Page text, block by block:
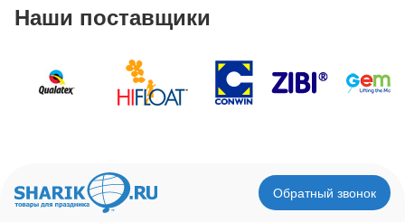
Наши поставщики
Обратный звонок